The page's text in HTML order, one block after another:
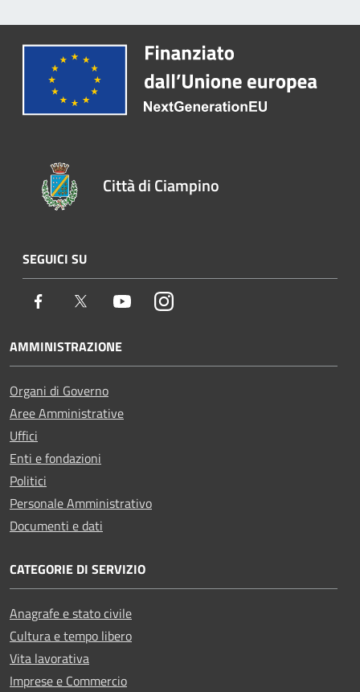
Città di Ciampino
SEGUICI SU
Facebook Twitter YoutubeInstagram
AMMINISTRAZIONE
Organi di Governo
Aree Amministrative
Uffici
Enti e fondazioni
Politici
Personale Amministrativo
Documenti e dati
CATEGORIE DI SERVIZIO
Anagrafe e stato civile
Cultura e tempo libero
Vita lavorativa
Imprese e Commercio